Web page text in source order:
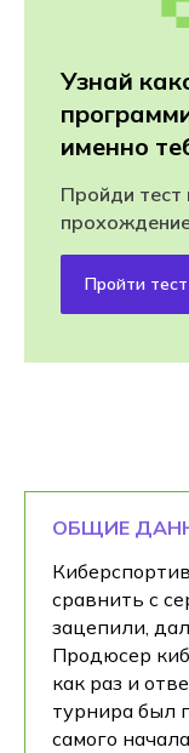
Узнай
именно
Пройди тест
Пройти тест
ОБЩИЕ
сравнить с
зацепили,
Продюсер
как раз и
турнира был
самого